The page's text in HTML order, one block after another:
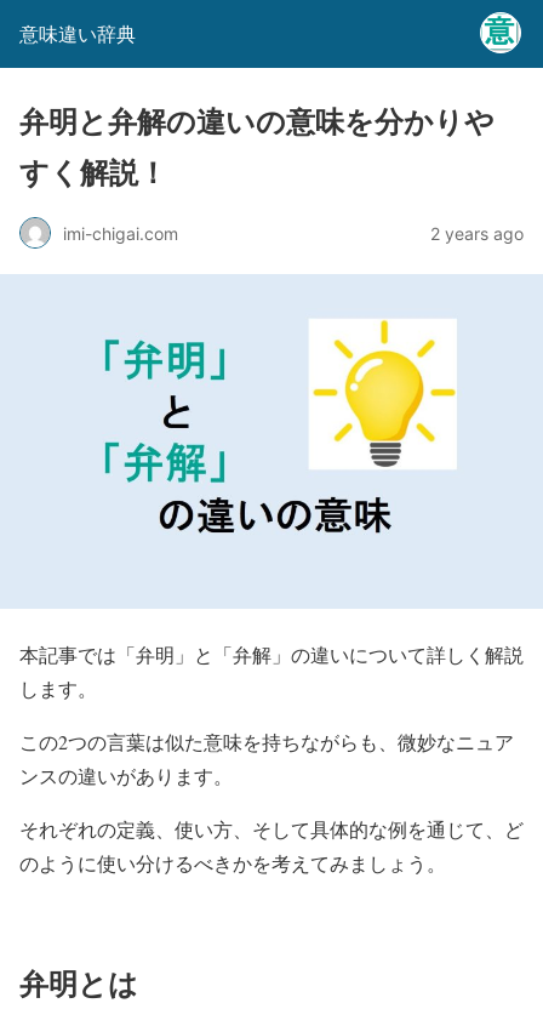
意味違い辞典
弁明と弁解の違いの意味を分かりや
すく解説！
imi-chigai.com 2 years ago
本記事では「弁明」と「弁解」の違いについて詳しく解説
します。
この2つの言葉は似た意味を持ちながらも、微妙なニュア
ンスの違いがあります。
それぞれの定義、使い方、そして具体的な例を通じて、ど
のように使い分けるべきかを考えてみましょう。
弁明とは